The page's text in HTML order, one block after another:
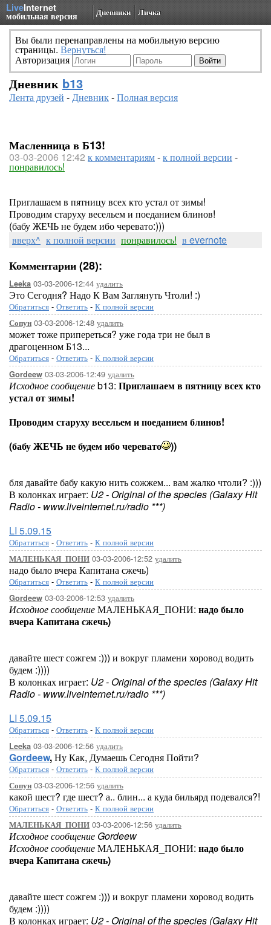
LiveInternet
мобильная версия Дневники Личка
Вы были перенаправлены на мобильную версию
страницы. Вернуться!
Авторизация
Дневник b13
Лента друзей -Дневник-Полная версия
Масленница в Б13!
03-03-2006 12:42 к комментариям-к полной версии -
понравилось!
Приглашаем в пятницу всех кто устал от зимы!
Проводим старуху весельем и поеданием блинов!
(бабу ЖЕЧЬ не будем ибо черевато:)))
вверх^ к полной версии понравилось! в evernote
Комментарии (28):
Leeka 03-03-2006-12:44 удалить
Это Сегодня? Надо К Вам Заглянуть Чтоли! :)
Обратиться - Ответить - К полной версии
Сопун 03-03-2006-12:48 удалить
может тоже припереться? уже года три не был в
драгоценном Б13...
Обратиться - Ответить - К полной версии
Gordeew 03-03-2006-12:49 удалить
Исходное сообщениеb13: Приглашаем в пятницу всех кто
устал от зимы!
Проводим старуху весельем и поеданием блинов!
(бабу ЖЕЧЬ не будем ибо черевато
))
бля давайте бабу какую нить сожжем... вам жалко чтоли? :)))
В колонках играет: U2 - Original of the species (Galaxy Hit
Radio - www.liveinternet.ru/radio ***)
LI 5.09.15
Обратиться - Ответить - К полной версии
МАЛЕНЬКАЯ_ПОНИ 03-03-2006-12:52 удалить
надо было вчера Капитана сжечь)
Обратиться - Ответить - К полной версии
Gordeew 03-03-2006-12:53 удалить
Исходное сообщениеМАЛЕНЬКАЯ_ПОНИ: надо было
вчера Капитана сжечь)
давайте шест сожгем :))) и вокруг пламени хоровод водить
будем :))))
В колонках играет: U2 - Original of the species (Galaxy Hit
Radio - www.liveinternet.ru/radio ***)
LI 5.09.15
Обратиться - Ответить - К полной версии
Leeka 03-03-2006-12:56 удалить
Gordeew,Ну Как, Думаешь Сегодня Пойти?
Обратиться - Ответить - К полной версии
Сопун 03-03-2006-12:56 удалить
какой шест? где шест? а.. блин... а куда бильярд подевался?!
Обратиться - Ответить - К полной версии
МАЛЕНЬКАЯ_ПОНИ 03-03-2006-12:56 удалить
Исходное сообщение Gordeew
Исходное сообщениеМАЛЕНЬКАЯ_ПОНИ: надо было
вчера Капитана сжечь)
давайте шест сожгем :))) и вокруг пламени хоровод водить
будем :))))
В колонках играет: U2 - Original of the species (Galaxy Hit